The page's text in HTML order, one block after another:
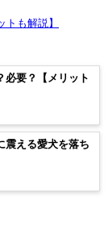
も解説】
必要？【メリット
震える愛犬を落ち